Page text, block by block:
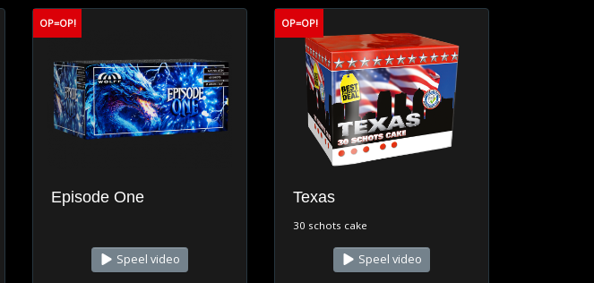
OP=OP!
Episode One
Speel video
OP=OP!
Texas
30 schots cake
Speel video